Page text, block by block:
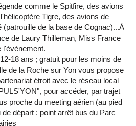
comme le Spitfire, des avions
Tigre, des avions de
de la base de Cognac)...À
de Laury Thilleman, Miss France
l'événement.
18 ans ; gratuit pour les moins de
de la Roche sur Yon vous propose
étroit avec le réseau local
pour accéder, par trajet
proche du meeting aérien (au pied
départ : point arrêt bus du Parc